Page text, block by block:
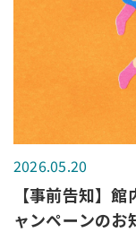
2026.05.20
【事前告知】
ャンペーンのお